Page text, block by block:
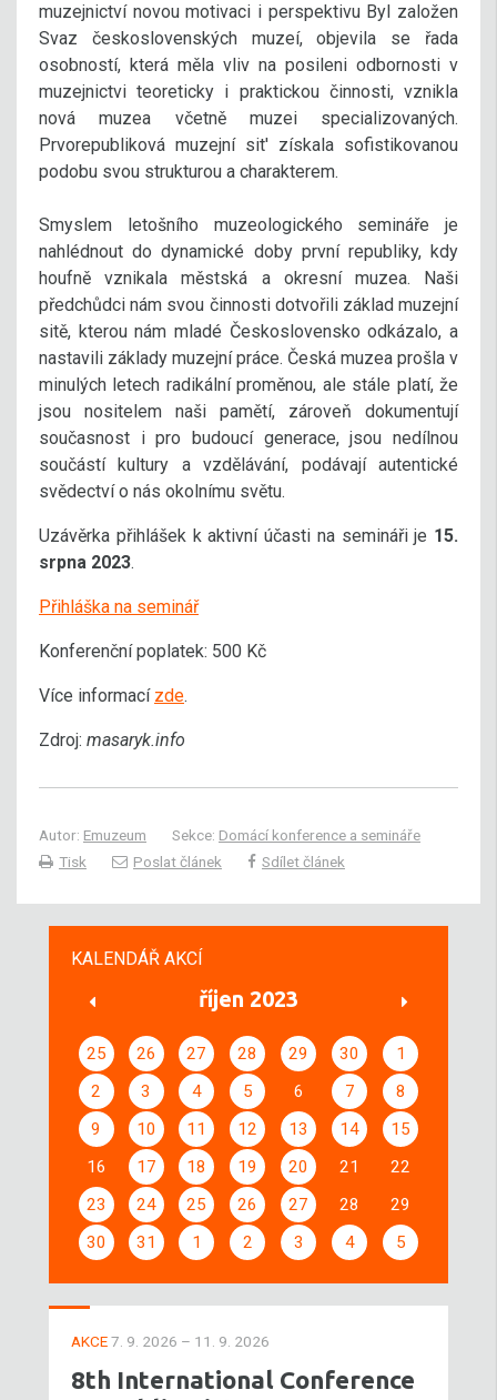
muzejnictví novou motivaci i perspektivu Byl založen
Svaz československých muzeí, objevila se řada
osobností, která měla vliv na posileni odbornosti v
muzejnictvi teoreticky i praktickou činnosti, vznikla
nová muzea včetně muzei specializovaných.
Prvorepubliková muzejní sit' získala sofistikovanou
podobu svou strukturou a charakterem.
Smyslem letošního muzeologického semináře je
nahlédnout do dynamické doby první republiky, kdy
houfně vznikala městská a okresní muzea. Naši
předchůdci nám svou činnosti dotvořili základ muzejní
sitě, kterou nám mladé Československo odkázalo, a
nastavili základy muzejní práce. Česká muzea prošla v
minulých letech radikální proměnou, ale stále platí, že
jsou nositelem naši pamětí, zároveň dokumentují
současnost i pro budoucí generace, jsou nedílnou
součástí kultury a vzdělávání, podávají autentické
svědectví o nás okolnímu světu.
Uzávěrka přihlášek k aktivní účasti na semináři je 15.
srpna 2023.
Přihláška na seminář
Konferenční poplatek: 500 Kč
Více informací zde.
Zdroj: masaryk.info
Autor: Emuzeum Sekce: Domácí konference a semináře
Tisk
Poslat článek Sdílet článek
KALENDÁŘ AKCÍ
říjen 2023
25 26 27 28 29 30
1
2
3 4 5 6 7
8
9
10 11 12 13 14
15
16
17 18 19 20 21
22
23
24 25 26 27 28
29
30
31 1 2 3 4 5
AKCE7. 9. 2026 – 11. 9. 2026
8th International Conference